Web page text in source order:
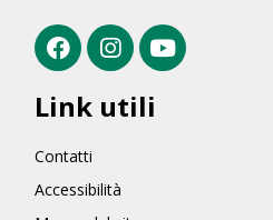
Link utili
Contatti
Accessibilità